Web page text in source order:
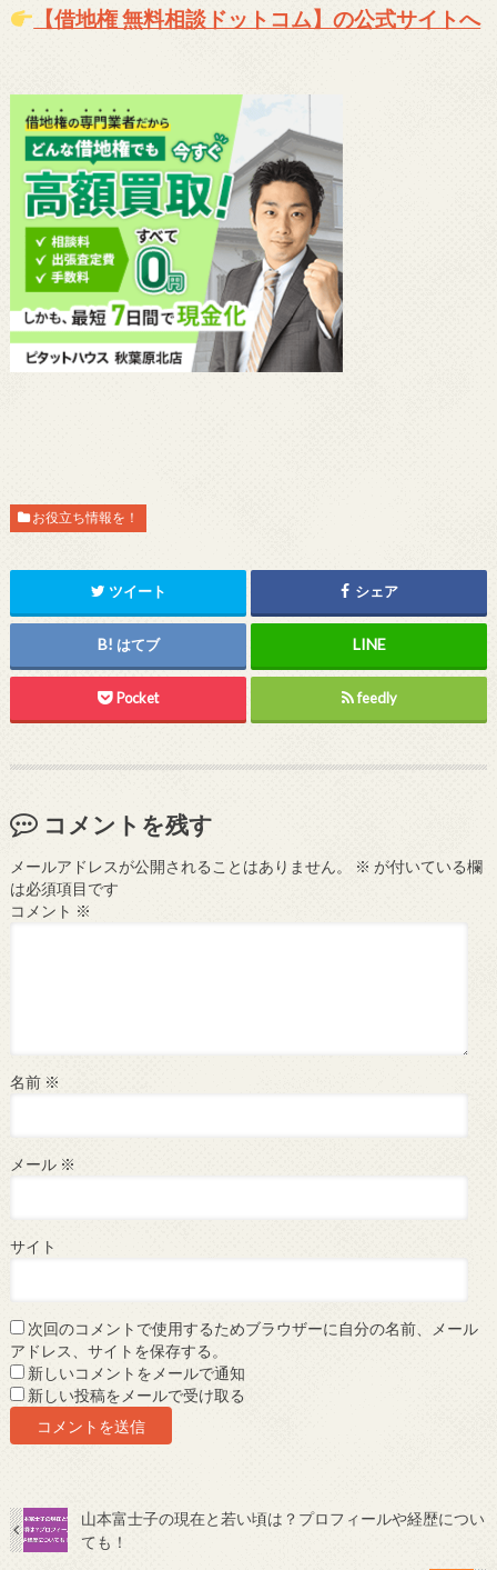
【借地権 無料相談ドットコム】の公式サイトへ
お役立ち情報を！
ツイート シェア
はてブ
Pocket feedly
コメントを残す
メールアドレスが公開されることはありません。 ※ が付いている欄
は必須項目です
コメント ※
名前 ※
メール ※
サイト
次回のコメントで使用するためブラウザーに自分の名前、メール
アドレス、サイトを保存する。
新しいコメントをメールで通知
新しい投稿をメールで受け取る
山本富士子の現在と若い頃は？プロフィールや経歴につい
ても！